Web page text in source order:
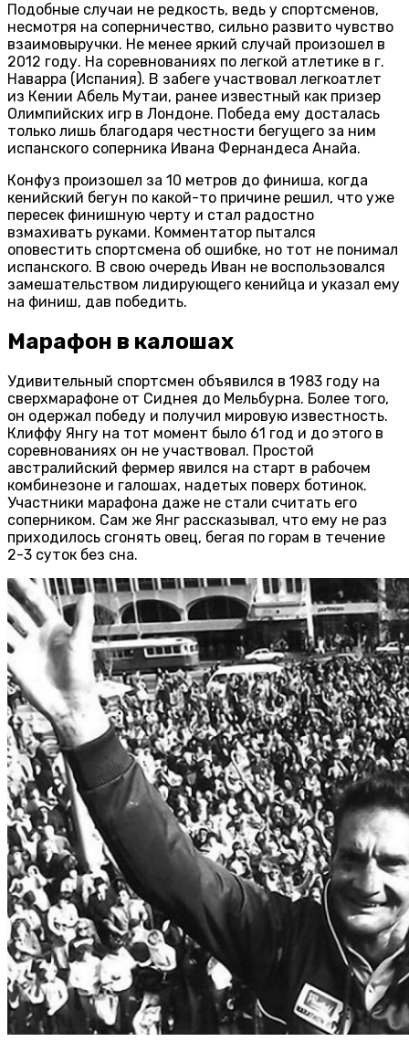
Подобные случаи не редкость, ведь у спортсменов,
несмотря на соперничество, сильно развито чувство
взаимовыручки. Не менее яркий случай произошел в
2012 году. На соревнованиях по легкой атлетике в г.
Наварра (Испания). В забеге участвовал легкоатлет
из Кении Абель Мутаи, ранее известный как призер
Олимпийских игр в Лондоне. Победа ему досталась
только лишь благодаря честности бегущего за ним
испанского соперника Ивана Фернандеса Анайа.
Конфуз произошел за 10 метров до финиша, когда
кенийский бегун по какой-то причине решил, что уже
пересек финишную черту и стал радостно
взмахивать руками. Комментатор пытался
оповестить спортсмена об ошибке, но тот не понимал
испанского. В свою очередь Иван не воспользовался
замешательством лидирующего кенийца и указал ему
на финиш, дав победить.
Марафон в калошах
Удивительный спортсмен объявился в 1983 году на
сверхмарафоне от Сиднея до Мельбурна. Более того,
он одержал победу и получил мировую известность.
Клиффу Янгу на тот момент было 61 год и до этого в
соревнованиях он не участвовал. Простой
австралийский фермер явился на старт в рабочем
комбинезоне и галошах, надетых поверх ботинок.
Участники марафона даже не стали считать его
соперником. Сам же Янг рассказывал, что ему не раз
приходилось сгонять овец, бегая по горам в течение
2-3 суток без сна.